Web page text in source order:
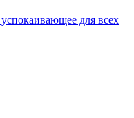
для всех